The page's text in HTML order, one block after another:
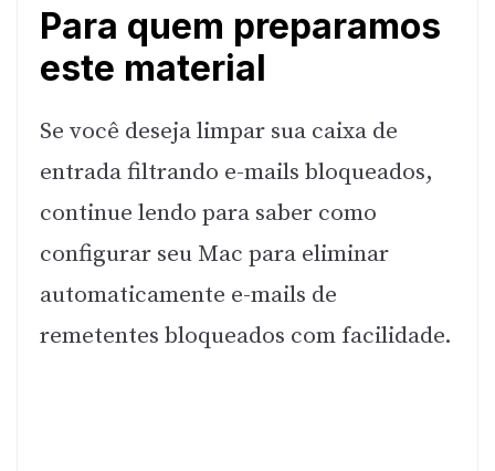
Para quem preparamos
este material
Se você deseja limpar sua caixa de
entrada filtrando e-mails bloqueados,
continue lendo para saber como
configurar seu Mac para eliminar
automaticamente e-mails de
remetentes bloqueados com facilidade.